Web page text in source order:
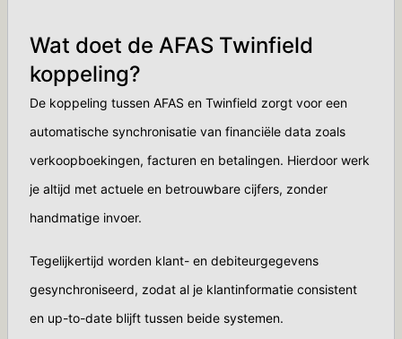
Wat doet de AFAS Twinfield
koppeling?
De koppeling tussen AFAS en Twinfield zorgt voor een
automatische synchronisatie van financiële data zoals
verkoopboekingen, facturen en betalingen. Hierdoor werk
je altijd met actuele en betrouwbare cijfers, zonder
handmatige invoer.
Tegelijkertijd worden klant- en debiteurgegevens
gesynchroniseerd, zodat al je klantinformatie consistent
en up-to-date blijft tussen beide systemen.